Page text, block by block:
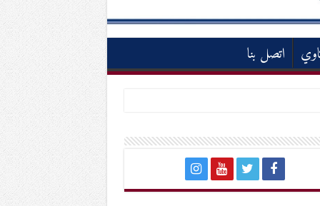
اتصل بنا